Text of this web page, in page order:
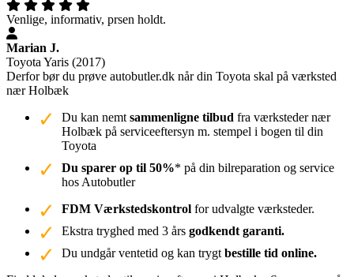
Venlige, informativ, prsen holdt.
Marian J.
Toyota Yaris (2017)
Derfor bør du prøve autobutler.dk når din Toyota skal på værksted
nær Holbæk
Du kan nemt sammenligne tilbud fra værksteder nær
Holbæk på serviceeftersyn m. stempel i bogen til din
Toyota
Du sparer op til 50%* på din bilreparation og service
hos Autobutler
FDM Værkstedskontrol for udvalgte værksteder.
Ekstra tryghed med 3 års godkendt garanti.
Du undgår ventetid og kan trygt bestille tid online.